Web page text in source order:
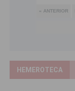
HEMEROTECA